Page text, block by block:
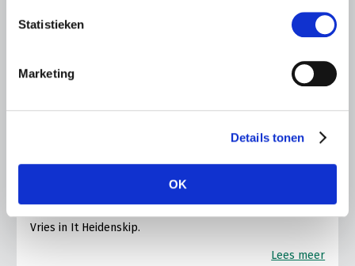
Statistieken
Marketing
Details tonen
OK
LTO LOBBY
Kamerlid Goudzwaard (JA21)
bezoekt melkveehouderij in
LTO Nederland ontving gisteren Tweede Kamerlid
Vries in It Heidenskip.
Lees meer